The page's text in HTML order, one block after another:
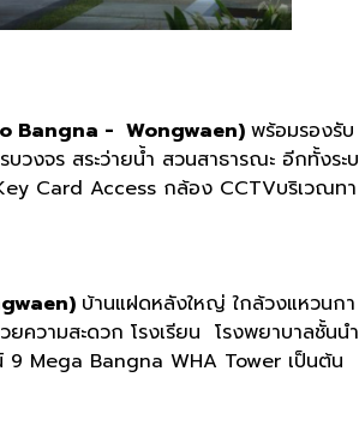
Bangna - Wongwaen) พร้อมรองรับ
วงจร สระว่ายน้ำ สวนสาธารณะ อีกทั้งระบ
Card Access กล้อง CCTVบริเวณทา
บ้านแฝดหลังใหญ่ ใกล้วงแหวนกา
ความสะดวก โรงเรียน โรงพยาบาลชั้นนำ
9 Mega Bangna WHA Tower เป็นต้น